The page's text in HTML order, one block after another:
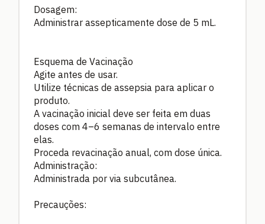
Dosagem:
Administrar assepticamente dose de 5 mL.
Esquema de Vacinação
Agite antes de usar.
Utilize técnicas de assepsia para aplicar o
produto.
A vacinação inicial deve ser feita em duas
doses com 4–6 semanas de intervalo entre
elas.
Proceda revacinação anual, com dose única.
Administração:
Administrada por via subcutânea.
Precauções: